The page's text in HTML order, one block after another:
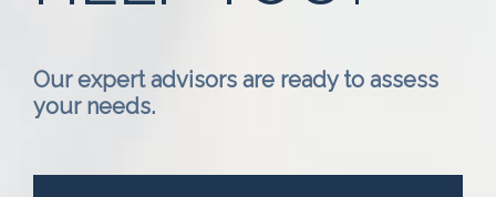
Our expert advisors are ready to assess
your needs.